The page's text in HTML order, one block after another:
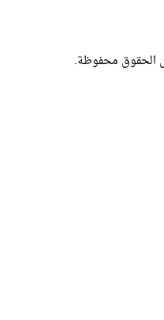
الحقوق محفوظة.